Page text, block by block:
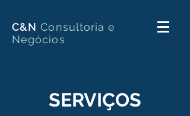
C&N Consultoria e
Negócios
SERVIÇOS